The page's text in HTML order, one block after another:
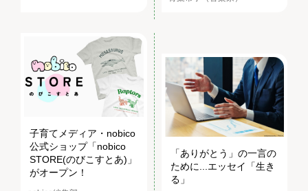
子育てメディア・nobico
公式ショップ「nobico
STORE(のびこすとあ)」
がオープン！
「ありがとう」の一言の
ために...エッセイ「生き
る」